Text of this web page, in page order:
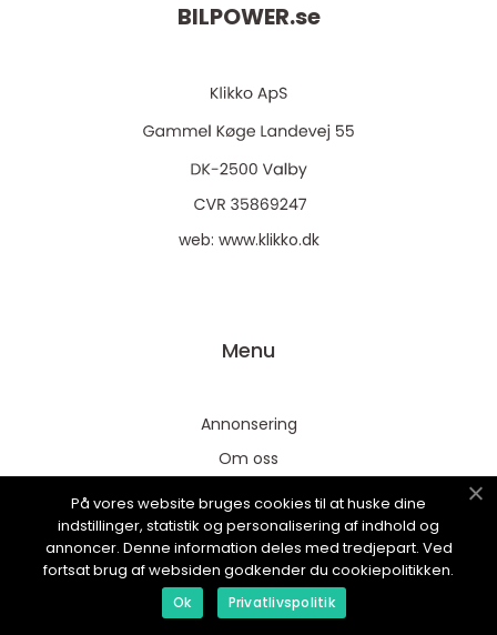
BILPOWER.se
web: www.klikko.dk
Menu
Annonsering
Om oss
Kontakta oss
Sitemap
På vores website bruges cookies til at huske dine
indstillinger, statistik og personalisering af indhold og
annoncer. Denne information deles med tredjepart. Ved
fortsat brug af websiden godkender du cookiepolitikken.
Ok Privatlivspolitik